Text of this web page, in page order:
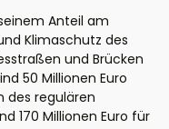
Anteil am
Klimaschutz des
und Brücken
50 Millionen Euro
des regulären
170 Millionen Euro für